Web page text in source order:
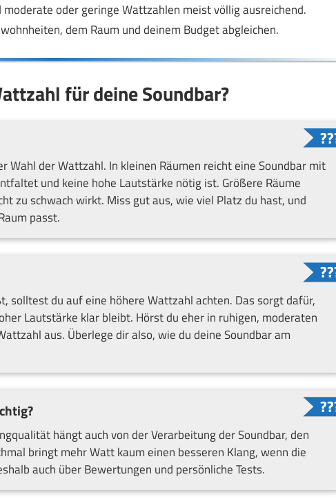
oder geringe Wattzahlen meist völlig ausreichend.
dem Raum und deinem Budget abgleichen.
für deine Soundbar?
Wahl der Wattzahl. In kleinen Räumen reicht eine Soundbar mit
und keine hohe Lautstärke nötig ist. Größere Räume
zu schwach wirkt. Miss gut aus, wie viel Platz du hast, und
passt.
solltest du auf eine höhere Wattzahl achten. Das sorgt dafür,
Lautstärke klar bleibt. Hörst du eher in ruhigen, moderaten
aus. Überlege dir also, wie du deine Soundbar am
hängt auch von der Verarbeitung der Soundbar, den
bringt mehr Watt kaum einen besseren Klang, wenn die
auch über Bewertungen und persönliche Tests.